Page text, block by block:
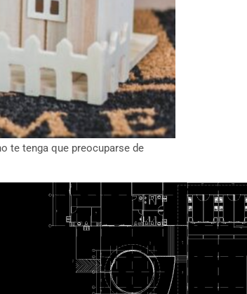
te tenga que preocuparse de